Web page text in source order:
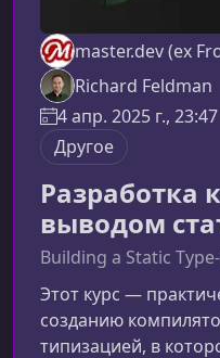
master.dev (ex
Richard Feldman
4 апр. 2025 г., 23:47
Другое
Разработка
выводом
Building a Static
Этот курс —
созданию
типизацией, в